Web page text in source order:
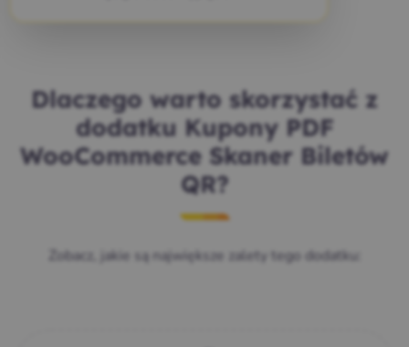
Dlaczego warto skorzystać z
dodatku Kupony PDF
WooCommerce Skaner Biletów
QR?
Zobacz, jakie są największe zalety tego dodatku: